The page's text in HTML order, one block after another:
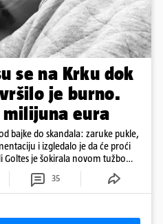
se na Krku dok
je burno.
milijuna eura
bajke do skandala: zaruke pukle,
i izgledalo je da će proći
je šokirala novom tužbom
35